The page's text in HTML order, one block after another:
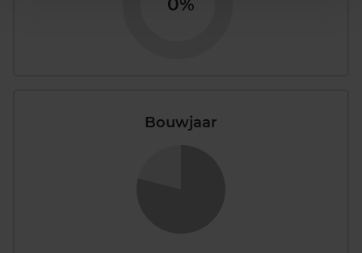
Bouwjaar